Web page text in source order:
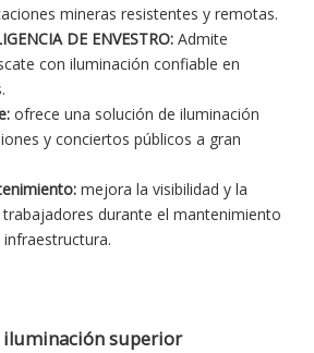
mineras resistentes y remotas.
DE ENVESTRO: Admite
con iluminación confiable en
ofrece una solución de iluminación
y conciertos públicos a gran
mejora la visibilidad y la
durante el mantenimiento
iluminación superior